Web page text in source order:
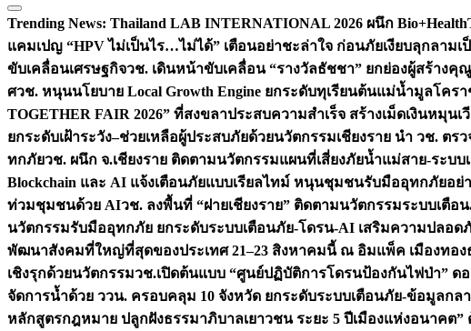
Trending News: Thailand LAB INTERNATIONAL 2026 ผนึก
แคมเปญ “HPV ไม่เป็นไร…ไม่ได้” เตือนอย่าชะล่าใจ ก่อนภัยเงียบลุกลามเ
ขับเคลื่อนเศรษฐกิจวช. เดินหน้าขับเคลื่อน “รางวัลธัชชา” ยกย่องผู้สร้าง
ศวช. หนุนนโยบาย Local Growth Engine ยกระดับทุเรียนต้นแม่น้ำมูลโค
TOGETHER FAIR 2026” ที่สงขลาประสบความสำเร็จ สร้างเม็ดเงินหมุน
ยกระดับเฝ้าระวัง–ช่วยเหลือผู้ประสบภัยด้วยนวัตกรรมเชียงราย นำ วช. ต
ทกภัยวช. ผนึก จ.เชียงราย ติดตามนวัตกรรมแผนที่เสี่ยงภัยน้ำแม่สาย-ระ
Blockchain และ AI แจ้งเตือนภัยแบบเรียลไทม์ หนุนชุมชนรับมืออุทกภัยอย่
ท่วมชุมชนด้วย AIวช. ลงพื้นที่ “ฝายเชียงราย” ติดตามนวัตกรรมระบบเตื
นวัตกรรมรับมืออุทกภัย ยกระดับระบบเตือนภัย-โดรน-AI เสริมความปลอด
พัฒนาสังคมที่ใหญ่ที่สุดของประเทศ 21–23 สิงหาคมนี้ ณ อิมแพ็ค เมืองทอง
เชิงรุกด้วยนวัตกรรมวช.เปิดต้นแบบ “ศูนย์ปฏิบัติการโดรนป้องกันไฟป่า” ด
จัดการน้ำด้วย ววน. ครอบคลุม 10 จังหวัด ยกระดับระบบเตือนภัย-ข้อมูลกล
หลักสูตรกฎหมาย ปลูกฝังธรรมาภิบาลเยาวชน ระยะ 5 ปีเมืองแห่งอนาคต